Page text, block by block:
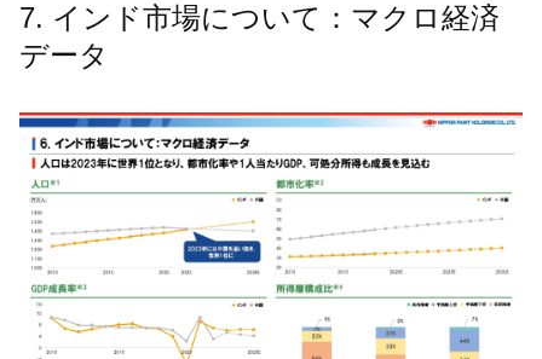
7. インド市場について：マクロ経済
データ